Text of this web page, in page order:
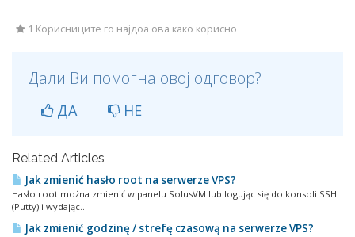
1 Корисниците го најдоа ова како корисно
Дали Ви помогна овој одговор?
ДА НЕ
Related Articles
Jak zmienić hasło root na serwerze VPS?
Hasło root można zmienić w panelu SolusVM lub logując się do konsoli SSH
(Putty) i wydając...
Jak zmienić godzinę / strefę czasową na serwerze VPS?